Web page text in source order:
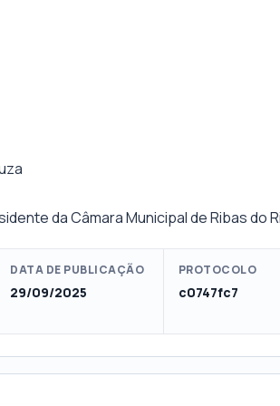
da Câmara Municipal de Ribas do
DATA DE PUBLICAÇÃO
29/09/2025
PROTOCOLO
c0747fc7